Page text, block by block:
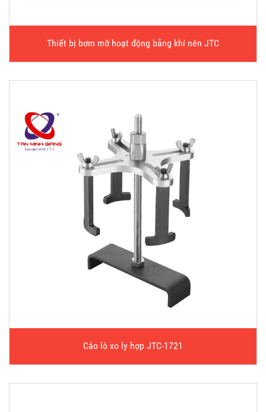
Thiết bị bơm mỡ hoạt động bằng khí nén JTC
Cảo lò xo ly hợp JTC-1721